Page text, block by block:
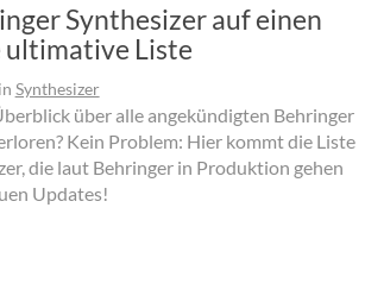
Synthesizer auf einen
ultimative Liste
in Synthesizer
über alle angekündigten Behringer
Kein Problem: Hier kommt die Liste
die laut Behringer in Produktion gehen
Updates!